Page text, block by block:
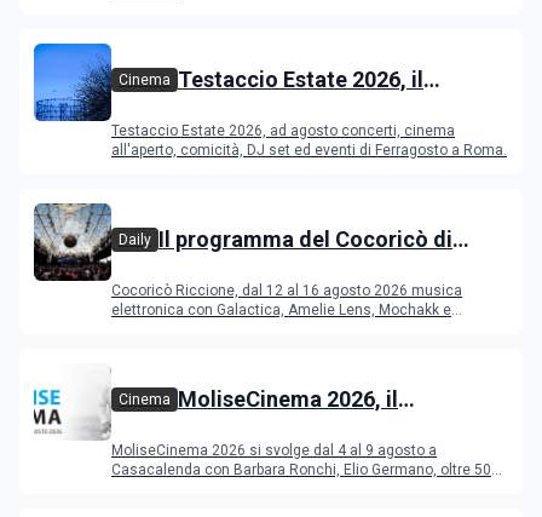
Cinema Testaccio Estate 2026, il
Ferragosto
Testaccio Estate 2026, ad agosto concerti, cinema
all'aperto, comicità, DJ set ed eventi di Ferragosto a Roma.
Daily Il programma del Cocoricò di
Cocoricò Riccione, dal 12 al 16 agosto 2026 musica
elettronica con Galactica, Amelie Lens, Mochakk e
Cinema MoliseCinema 2026, il
MoliseCinema 2026 si svolge dal 4 al 9 agosto a
Casacalenda con Barbara Ronchi, Elio Germano, oltre 50